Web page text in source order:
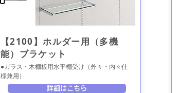
【2100】ホルダー用（多機
能）ブラケット
●ガラス・木棚板用水平棚受け（外々・内々仕
様兼用）
詳細はこちら